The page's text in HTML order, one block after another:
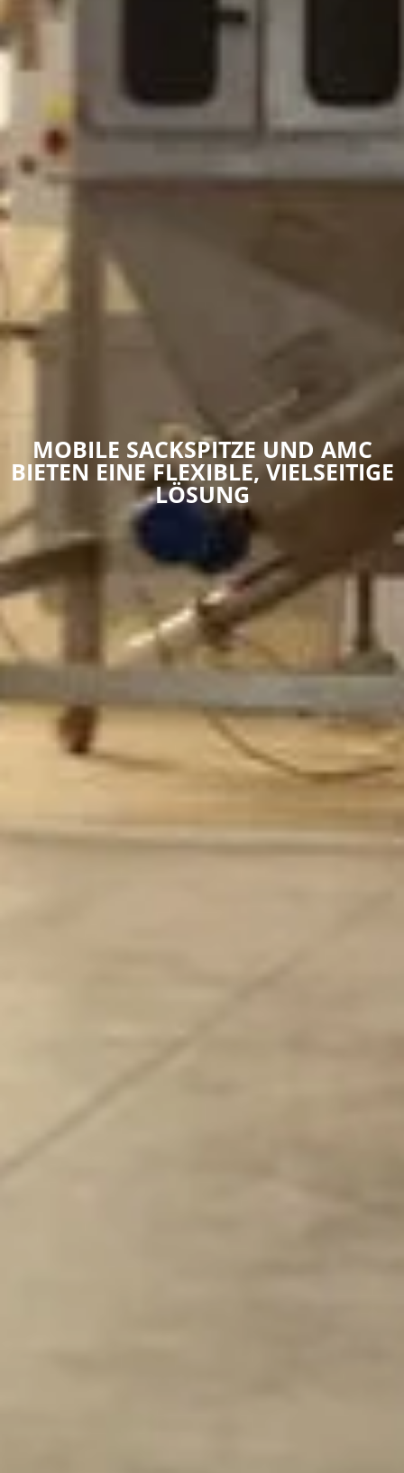
MOBILE SACKSPITZE UND AMC
BIETEN EINE FLEXIBLE, VIELSEITIGE
LÖSUNG